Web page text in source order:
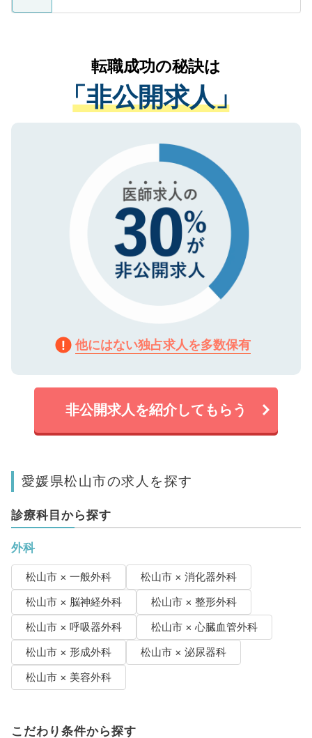
ているすべての個人データはご本人の許可
は、個人情報の取り扱いについての厳密な
管理基準を満たした事業者のみに付与され
る、プライバシーマークを取得済みです。
ご登録いただいた個人情報は、SSL（デー
で、機密保持に関してもご安心ください。
かがいして、現在の医療機関の状況や紹介
経験をまじえながら、適切なアドバイスを
させていただきます。すぐにご転職をされ
ない方には、長期的なサポートが可能です
ので、まずはご登録ください。
転職成功の秘訣は
「非公開求人」
他にはない独占求人を多数保有
非公開求人を紹介してもらう
愛媛県松山市の求人を探す
診療科目から探す
外科
松山市 × 一般外科
松山市 × 消化器外科
松山市 × 脳神経外科
松山市 × 整形外科
松山市 × 呼吸器外科
松山市 × 心臓血管外科
松山市 × 形成外科
松山市 × 泌尿器科
松山市 × 美容外科
こだわり条件から探す